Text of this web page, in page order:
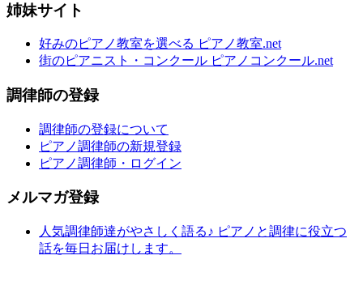
姉妹サイト
好みのピアノ教室を選べる ピアノ教室.net
街のピアニスト・コンクール ピアノコンクール.net
調律師の登録
調律師の登録について
ピアノ調律師の新規登録
ピアノ調律師・ログイン
メルマガ登録
人気調律師達がやさしく語る♪ ピアノと調律に役立つ
話を毎日お届けします。